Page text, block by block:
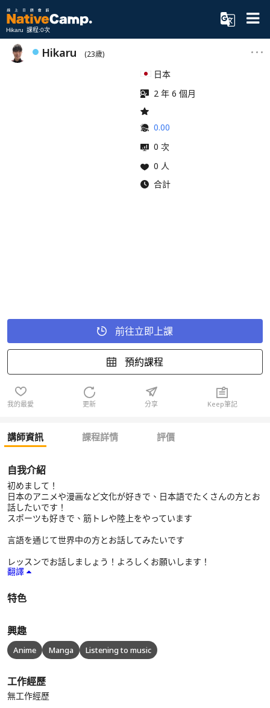
Hikaru 課程:0次
Hikaru (23歲)
日本
2 年 6 個月
0.00
0 次
0 人
合計
前往立即上課
預約課程
我的最愛 更新 分享 Keep筆記
講師資訊 課程詳情 評價
自我介紹
初めまして！
日本のアニメや漫画など文化が好きで、日本語でたくさんの方とお
話したいです！
スポーツも好きで、筋トレや陸上をやっています
言語を通じて世界中の方とお話してみたいです
レッスンでお話しましょう！よろしくお願いします！
翻譯
特色
興趣
Anime Manga Listening to music
工作經歷
無工作經歷